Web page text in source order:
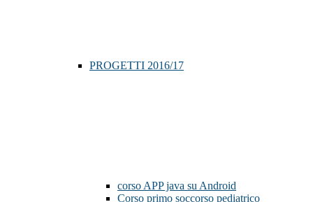
PROGETTI 2016/17
corso APP java su Android
Corso primo soccorso pediatrico